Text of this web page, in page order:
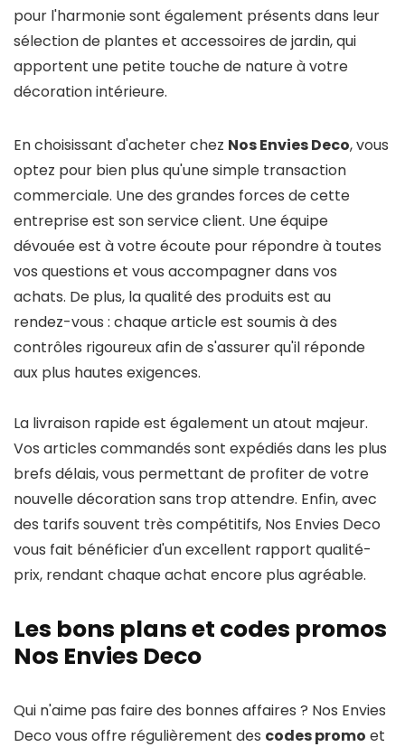
pour l'harmonie sont également présents dans leur
sélection de plantes et accessoires de jardin, qui
apportent une petite touche de nature à votre
décoration intérieure.
En choisissant d'acheter chez Nos Envies Deco, vous
optez pour bien plus qu'une simple transaction
commerciale. Une des grandes forces de cette
entreprise est son service client. Une équipe
dévouée est à votre écoute pour répondre à toutes
vos questions et vous accompagner dans vos
achats. De plus, la qualité des produits est au
rendez-vous : chaque article est soumis à des
contrôles rigoureux afin de s'assurer qu'il réponde
aux plus hautes exigences.
La livraison rapide est également un atout majeur.
Vos articles commandés sont expédiés dans les plus
brefs délais, vous permettant de profiter de votre
nouvelle décoration sans trop attendre. Enfin, avec
des tarifs souvent très compétitifs, Nos Envies Deco
vous fait bénéficier d'un excellent rapport qualité-
prix, rendant chaque achat encore plus agréable.
Les bons plans et codes promos
Nos Envies Deco
Qui n'aime pas faire des bonnes affaires ? Nos Envies
Deco vous offre régulièrement des codes promo et